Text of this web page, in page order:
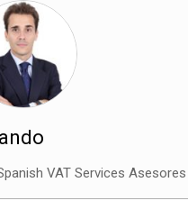
VAT Services Asesores